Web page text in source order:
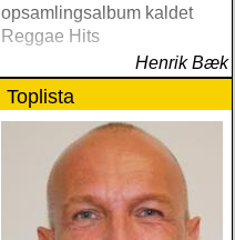
opsamlingsalbum kaldet
Reggae Hits
Henrik Bæk
Toplista